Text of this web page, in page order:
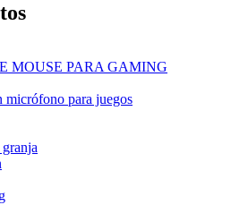
MOUSE PARA GAMING
para juegos